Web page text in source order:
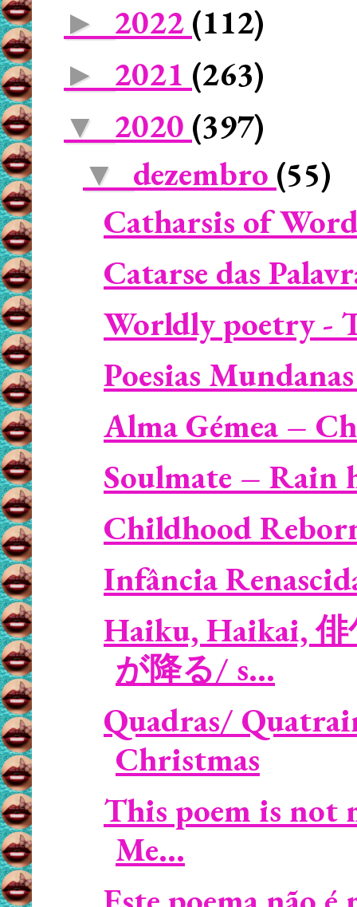
► 2022 (112)
► 2021 (263)
▼ 2020 (397)
▼ dezembro (55)
Catharsis of
Catarse das
Worldly poetry -
Poesias
Alma Gémea –
Soulmate – Rain
Childhood
Infância
Haiku, Haikai, 俳
が降る/ s...
Quadras/
Christmas
This poem is not
Me...